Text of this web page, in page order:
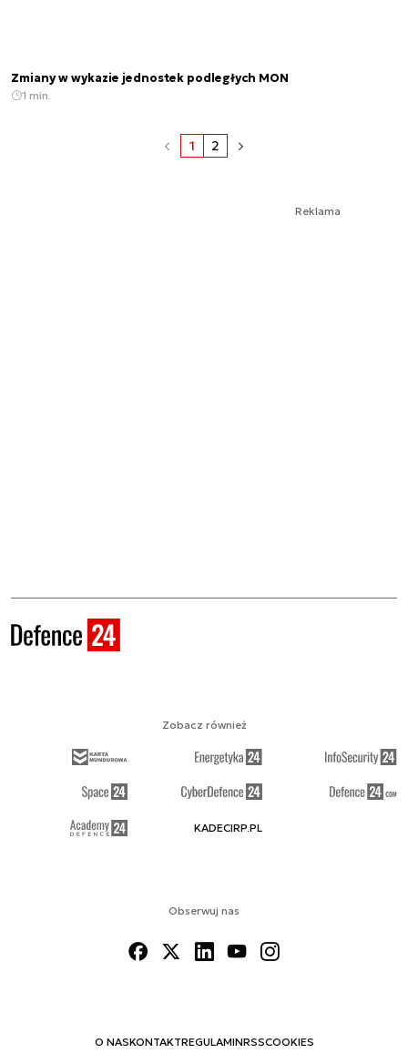
Zmiany w wykazie jednostek podległych MON
1 min.
1 2
Reklama
Obserwuj nas
O NASKONTAKTREGULAMINRSSCOOKIES
Zobacz również
KADECIRP.PL